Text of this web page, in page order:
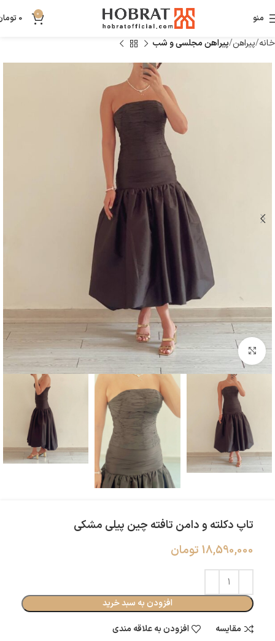
منو 0
0
خانه پیراهن پیراهن مجلسی و شب
بزرگنمایی تصویر
تاپ دکلته و دامن تافته چین پیلی مشکی
18,590,000 تومان
افزودن به سبد خرید
مقایسه
افزودن به علاقه مندی